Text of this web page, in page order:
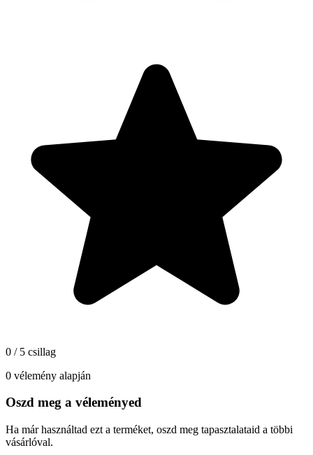
0 / 5 csillag
0 vélemény alapján
Oszd meg a véleményed
Ha már használtad ezt a terméket, oszd meg tapasztalataid a többi
vásárlóval.